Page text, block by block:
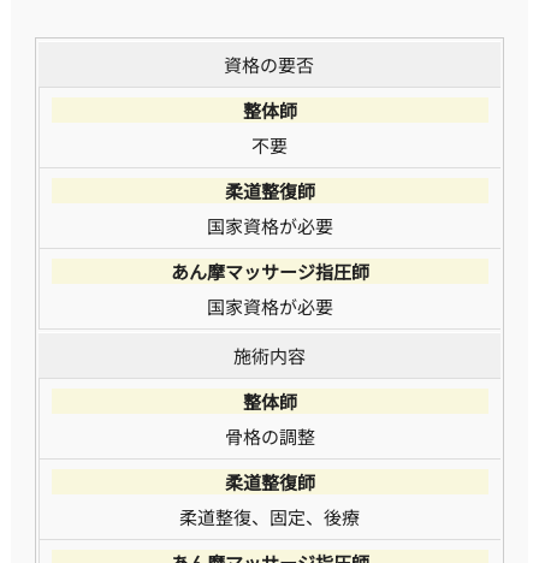
資格の要否
不要
国家資格が必要
国家資格が必要
施術内容
骨格の調整
柔道整復、固定、後療